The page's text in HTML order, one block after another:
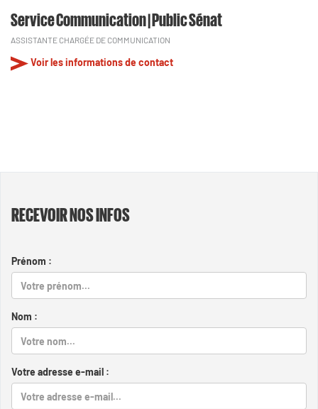
Service Communication | Public Sénat
ASSISTANTE CHARGÉE DE COMMUNICATION
Voir les informations de contact
RECEVOIR NOS INFOS
Prénom :
Nom :
Votre adresse e-mail :